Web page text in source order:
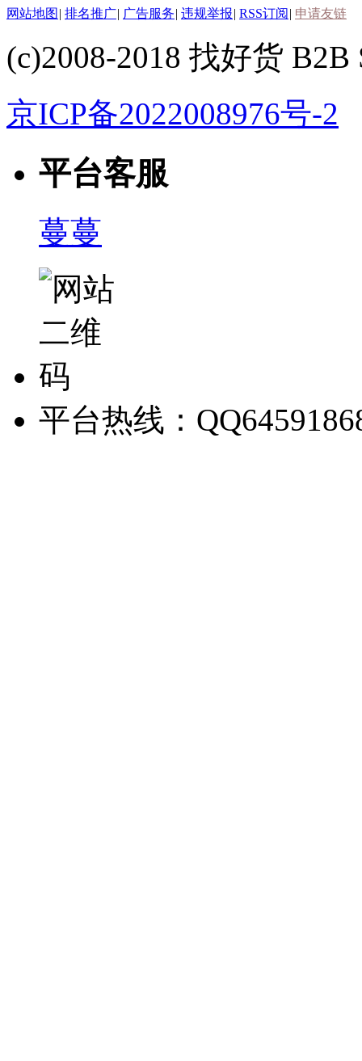
网站地图 | 排名推广| 广告服务| 违规举报| RSS订阅 | 申请友链
(c)2008-2018 找好货 B2B
京ICP备2022008976号-2
平台客服
蔓蔓
平台热线：